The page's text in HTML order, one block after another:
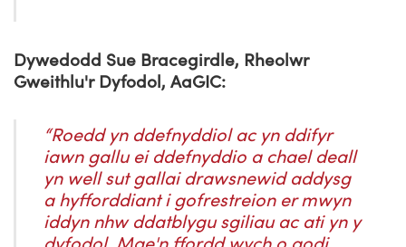
Dywedodd Sue Bracegirdle, Rheolwr
Gweithlu'r Dyfodol, AaGIC:
“Roedd yn ddefnyddiol ac yn ddifyr
iawn gallu ei ddefnyddio a chael deall
yn well sut gallai drawsnewid addysg
a hyfforddiant i gofrestreion er mwyn
iddyn nhw ddatblygu sgiliau ac ati yn y